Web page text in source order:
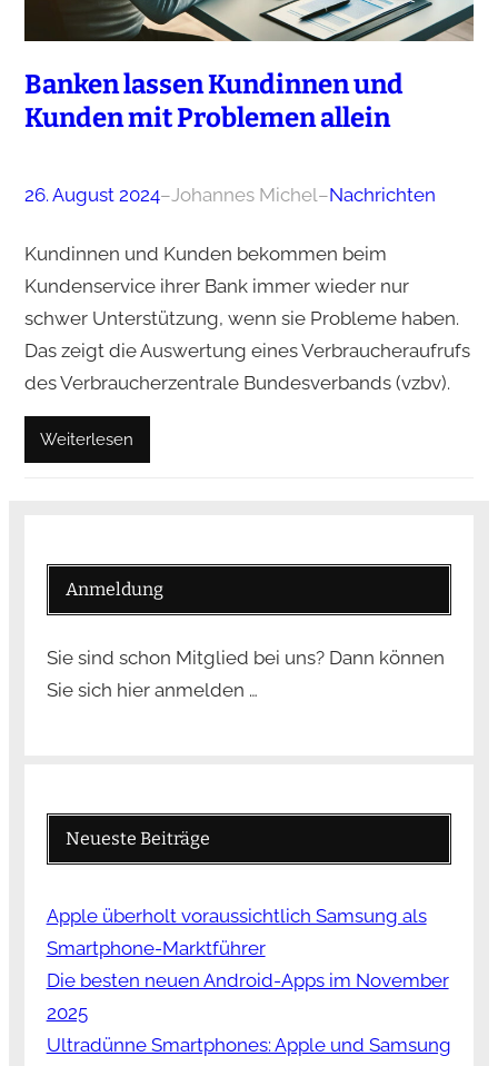
Banken lassen Kundinnen und
Kunden mit Problemen allein
26. August 2024–Johannes Michel–Nachrichten
Kundinnen und Kunden bekommen beim
Kundenservice ihrer Bank immer wieder nur
schwer Unterstützung, wenn sie Probleme haben.
Das zeigt die Auswertung eines Verbraucheraufrufs
des Verbraucherzentrale Bundesverbands (vzbv).
Weiterlesen
Anmeldung
Sie sind schon Mitglied bei uns? Dann können
Sie sich hier anmelden …
Neueste Beiträge
Apple überholt voraussichtlich Samsung als
Smartphone-Marktführer
Die besten neuen Android-Apps im November
2025
Ultradünne Smartphones: Apple und Samsung